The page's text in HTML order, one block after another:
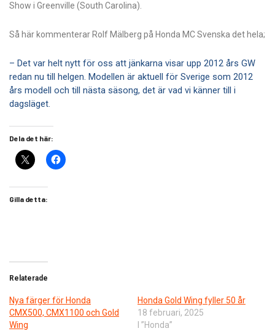
Show i Greenville (South Carolina).
Så här kommenterar Rolf Mälberg på Honda MC Svenska det hela;
– Det var helt nytt för oss att jänkarna visar upp 2012 års GW
redan nu till helgen. Modellen är aktuell för Sverige som 2012
års modell och till nästa säsong, det är vad vi känner till i
dagsläget.
Dela det här:
Gilla detta:
Relaterade
Nya färger för Honda
CMX500, CMX1100 och Gold
Wing
Honda Gold Wing fyller 50 år
18 februari, 2025
I ”Honda”